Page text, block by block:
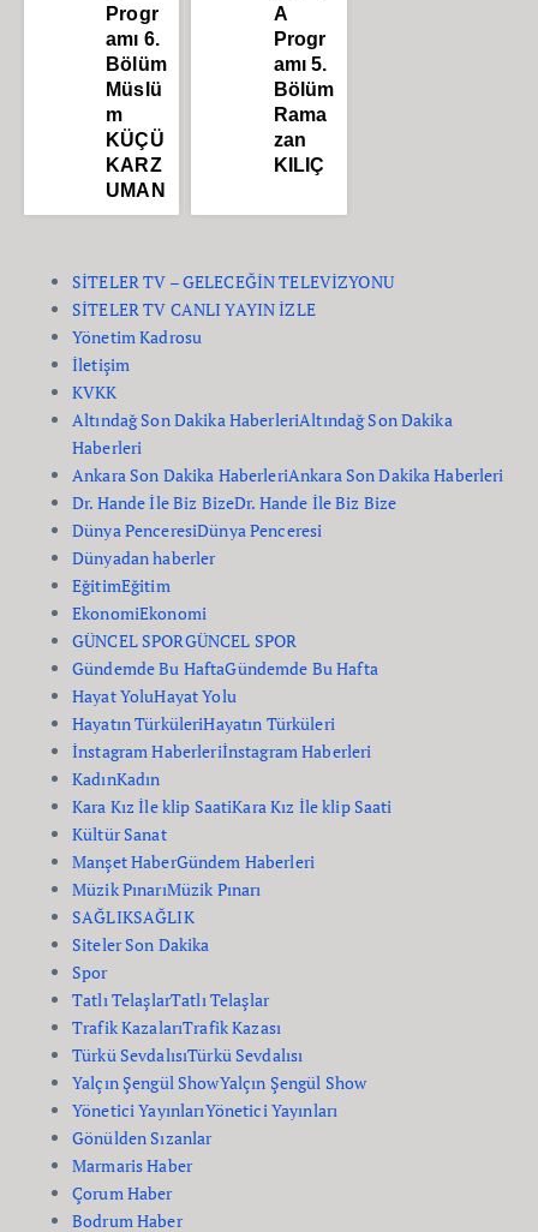
Progr
amı 6.
Bölüm
Müslü
m
KÜÇÜ
KARZ
UMAN
A
Progr
amı 5.
Bölüm
Rama
zan
KILIÇ
SİTELER TV – GELECEĞİN TELEVİZYONU
SİTELER TV CANLI YAYIN İZLE
Yönetim Kadrosu
İletişim
KVKK
Altındağ Son Dakika HaberleriAltındağ Son Dakika
Haberleri
Ankara Son Dakika HaberleriAnkara Son Dakika Haberleri
Dr. Hande İle Biz BizeDr. Hande İle Biz Bize
Dünya PenceresiDünya Penceresi
Dünyadan haberler
EğitimEğitim
EkonomiEkonomi
GÜNCEL SPORGÜNCEL SPOR
Gündemde Bu HaftaGündemde Bu Hafta
Hayat YoluHayat Yolu
Hayatın TürküleriHayatın Türküleri
İnstagram Haberleriİnstagram Haberleri
KadınKadın
Kara Kız İle klip SaatiKara Kız İle klip Saati
Kültür Sanat
Manşet HaberGündem Haberleri
Müzik PınarıMüzik Pınarı
SAĞLIKSAĞLIK
Siteler Son Dakika
Spor
Tatlı TelaşlarTatlı Telaşlar
Trafik KazalarıTrafik Kazası
Türkü SevdalısıTürkü Sevdalısı
Yalçın Şengül ShowYalçın Şengül Show
Yönetici YayınlarıYönetici Yayınları
Gönülden Sızanlar
Marmaris Haber
Çorum Haber
Bodrum Haber